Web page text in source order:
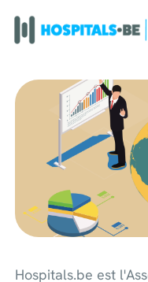
Hospitals.be est